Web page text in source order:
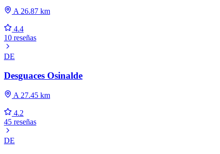
A 26.87 km
4.4
10 reseñas
DE
Desguaces Osinalde
A 27.45 km
4.2
45 reseñas
DE